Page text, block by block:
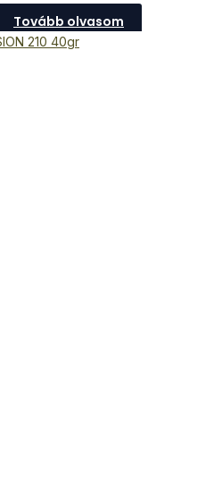
Tovább olvasom